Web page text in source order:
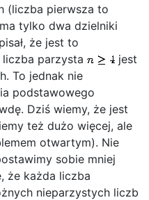
(liczba pierwsza to
tylko dwa dzielniki
że jest to
parzysta
jest
To jednak nie
podstawowego
Dziś wiemy, że jest
też dużo więcej, ale
otwartym). Nie
sobie mniej
że każda liczba
nieparzystych liczb